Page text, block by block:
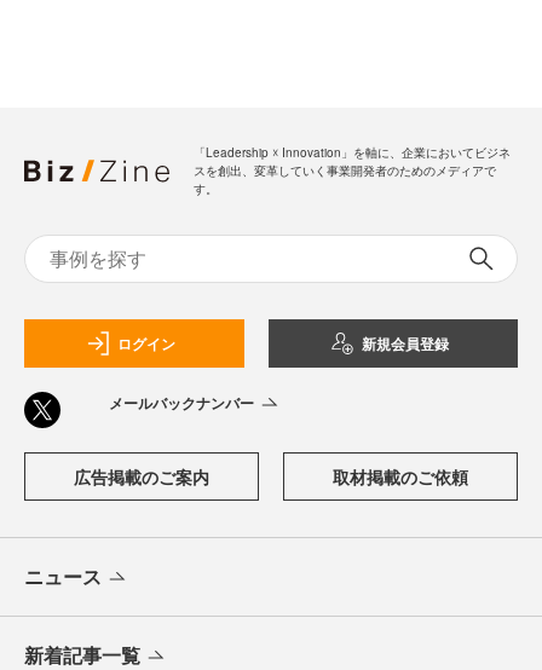
「Leadership ☓ Innovation」を軸に、企業においてビジネ
スを創出、変革していく事業開発者のためのメディアで
す。
ログイン 新規会員登録
メールバックナンバー
広告掲載のご案内 取材掲載のご依頼
ニュース
新着記事一覧